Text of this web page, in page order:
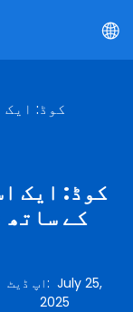
کے ساتھ
اپ ڈیٹ: July 25,
2025